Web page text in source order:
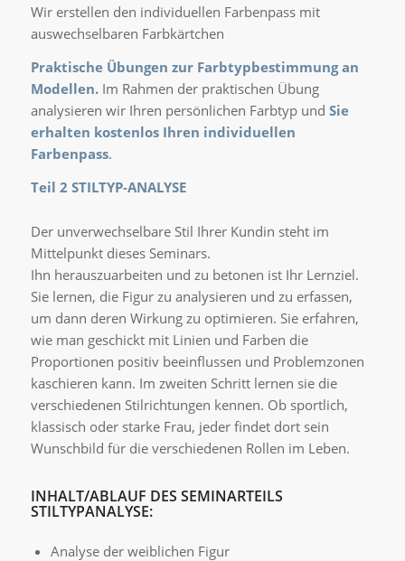
Wir erstellen den individuellen Farbenpass mit
auswechselbaren Farbkärtchen
Praktische Übungen zur Farbtypbestimmung an
Modellen.Im Rahmen der praktischen Übung
analysieren wir Ihren persönlichen Farbtyp und Sie
erhalten kostenlos Ihren individuellen
Farbenpass.
Teil 2 STILTYP-ANALYSE
Der unverwechselbare Stil Ihrer Kundin steht im
Mittelpunkt dieses Seminars.
Ihn herauszuarbeiten und zu betonen ist Ihr Lernziel.
Sie lernen, die Figur zu analysieren und zu erfassen,
um dann deren Wirkung zu optimieren. Sie erfahren,
wie man geschickt mit Linien und Farben die
Proportionen positiv beeinflussen und Problemzonen
kaschieren kann. Im zweiten Schritt lernen sie die
verschiedenen Stilrichtungen kennen. Ob sportlich,
klassisch oder starke Frau, jeder findet dort sein
Wunschbild für die verschiedenen Rollen im Leben.
INHALT/ABLAUF DES SEMINARTEILS
STILTYPANALYSE:
Analyse der weiblichen Figur